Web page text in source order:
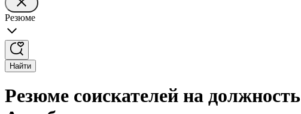
Резюме
Найти
Резюме соискателей на